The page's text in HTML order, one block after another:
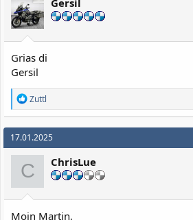
o
n
e
n
Gersil
Grias di
Gersil
R
e
a
k
t
i
o
n
e
n
Zuttl
17.01.2025
C ChrisLue
Moin Martin,